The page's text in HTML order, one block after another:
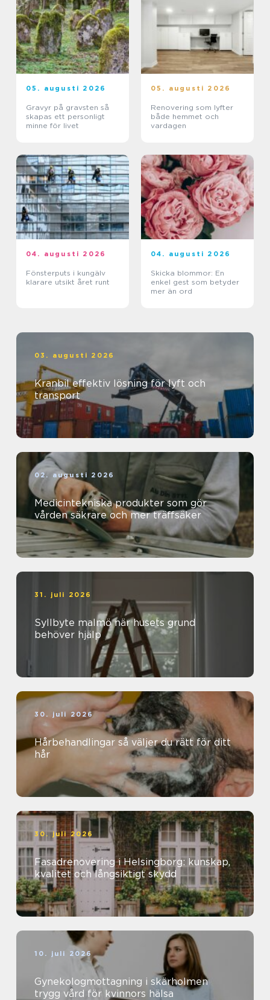
05. augusti 2026
Gravyr på gravsten så
skapas ett personligt
minne för livet
05. augusti 2026
Renovering som lyfter
både hemmet och
vardagen
04. augusti 2026
Fönsterputs i kungälv
klarare utsikt året runt
04. augusti 2026
Skicka blommor: En
enkel gest som betyder
mer än ord
03. augusti 2026
Kranbil effektiv lösning för lyft och
transport
02. augusti 2026
Medicintekniska produkter som gör
vården säkrare och mer träffsäker
31. juli 2026
Syllbyte malmö när husets grund
behöver hjälp
30. juli 2026
Hårbehandlingar så väljer du rätt för ditt
hår
30. juli 2026
Fasadrenovering i Helsingborg: kunskap,
kvalitet och långsiktigt skydd
10. juli 2026
Gynekologmottagning i skärholmen
trygg vård för kvinnors hälsa